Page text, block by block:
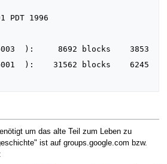
PDT 1996
):     8692 blocks    3853
):    31562 blocks    6245
um das alte Teil zum Leben zu
ist auf groups.google.com bzw.